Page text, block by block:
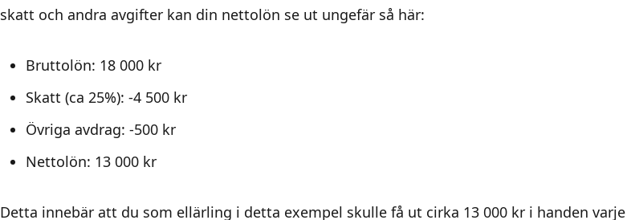
skatt och andra avgifter kan din nettolön se ut ungefär så här:
Bruttolön: 18 000 kr
Skatt (ca 25%): -4 500 kr
Övriga avdrag: -500 kr
Nettolön: 13 000 kr
Detta innebär att du som ellärling i detta exempel skulle få ut cirka 13 000 kr i handen varje